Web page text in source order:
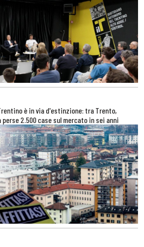
è in via d'estinzione: tra Trento,
perse 2.500 case sul mercato in sei anni